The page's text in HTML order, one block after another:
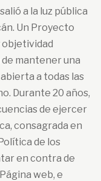
a la luz pública
Un Proyecto
objetividad
mantener una
a todas las
Durante 20 años,
de ejercer
consagrada en
de los
en contra de
web, e